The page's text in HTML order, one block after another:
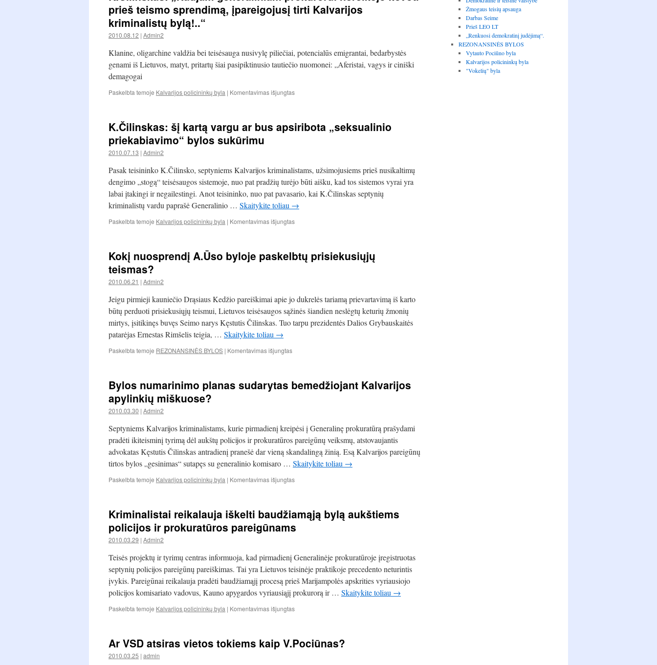
prieš teismo sprendimą, įpareigojusį tirti Kalvarijos
kriminalistų bylą!..“
2010.08.12 | Admin2
Klanine, oligarchine valdžia bei teisėsauga nusivylę piliečiai, potencialūs emigrantai, bedarbystės
genami iš Lietuvos, matyt, pritartų šiai pasipiktinusio tautiečio nuomonei: „Aferistai, vagys ir ciniški
demagogai
Paskelbta temoje Kalvarijos policininkų byla | Komentavimas išjungtasįraše
prokurorui
sprendimą,
įpareigojusį
Kalvarijos
kriminalistų
K.Čilinskas: šį kartą vargu ar bus apsiribota „seksualinio
priekabiavimo“ bylos sukūrimu
2010.07.13 | Admin2
Pasak teisininko K.Čilinsko, septyniems Kalvarijos kriminalistams, užsimojusiems prieš nusikaltimų
dengimo „stogą“ teisėsaugos sistemoje, nuo pat pradžių turėjo būti aišku, kad tos sistemos vyrai yra
labai įtakingi ir negailestingi. Anot teisininko, nuo pat pavasario, kai K.Čilinskas septynių
kriminalistų vardu paprašė Generalinio … Skaitykite toliau →
Paskelbta temoje Kalvarijos policininkų byla | Komentavimas išjungtasįraše
vargu
priekabiavimo“
bylos
Kokį nuosprendį A.Ūso byloje paskelbtų prisiekusiųjų
teismas?
2010.06.21 | Admin2
Jeigu pirmieji kauniečio Drąsiaus Kedžio pareiškimai apie jo dukrelės tariamą prievartavimą iš karto
būtų perduoti prisiekusiųjų teismui, Lietuvos teisėsaugos sąžinės šiandien neslėgtų keturių žmonių
mirtys, įsitikinęs buvęs Seimo narys Kęstutis Čilinskas. Tuo tarpu prezidentės Dalios Grybauskaitės
patarėjas Ernestas Rimšelis teigia, … Skaitykite toliau →
Paskelbta temoje REZONANSINĖS BYLOS | Komentavimas išjungtasįraše
byloje
Bylos numarinimo planas sudarytas bemedžiojant Kalvarijos
apylinkių miškuose?
2010.03.30 | Admin2
Septyniems Kalvarijos kriminalistams, kurie pirmadienį kreipėsi į Generalinę prokuratūrą prašydami
pradėti ikiteisminį tyrimą dėl aukštų policijos ir prokuratūros pareigūnų veiksmų, atstovaujantis
advokatas Kęstutis Čilinskas antradienį pranešė dar vieną skandalingą žinią. Esą Kalvarijos pareigūnų
tirtos bylos „gesinimas“ sutapęs su generalinio komisaro … Skaitykite toliau →
Paskelbta temoje Kalvarijos policininkų byla | Komentavimas išjungtasįraše
sudarytas
bemedžiojant
Kalvarijos
Kriminalistai reikalauja iškelti baudžiamąją bylą aukštiems
policijos ir prokuratūros pareigūnams
2010.03.29 | Admin2
Teisės projektų ir tyrimų centras informuoja, kad pirmadienį Generalinėje prokuratūroje įregistruotas
septynių policijos pareigūnų pareiškimas. Tai yra Lietuvos teisinėje praktikoje precedento neturintis
įvykis. Pareigūnai reikalauja pradėti baudžiamąjį procesą prieš Marijampolės apskrities vyriausiojo
policijos komisariato vadovus, Kauno apygardos vyriausiąjį prokurorą ir … Skaitykite toliau →
Paskelbta temoje Kalvarijos policininkų byla | Komentavimas išjungtasįraše
baudžiamąją
Ar VSD atsiras vietos tokiems kaip V.Pociūnas?
2010.03.25 | admin
Žmogaus teisių apsauga
Darbas Seime
Prieš LEO LT
„Renkuosi demokratinį judėjimą“.
REZONANSINĖS BYLOS
Vytauto Pociūno byla
Kalvarijos policininkų byla
"Vokelių" byla